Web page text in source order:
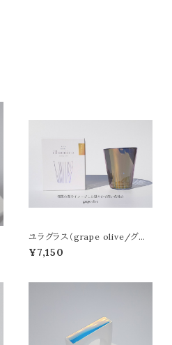
ユラグラス（grape olive/グレ
ープオリーブ）
¥7,150